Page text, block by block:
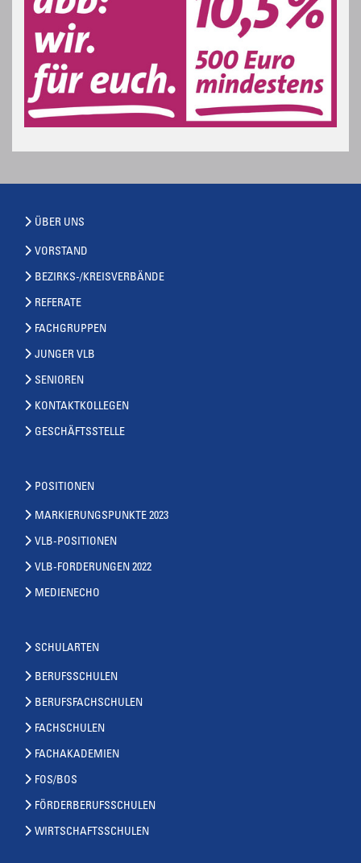
ÜBER UNS
VORSTAND
BEZIRKS-/KREISVERBÄNDE
REFERATE
FACHGRUPPEN
JUNGER VLB
SENIOREN
KONTAKTKOLLEGEN
GESCHÄFTSSTELLE
POSITIONEN
MARKIERUNGSPUNKTE 2023
VLB-POSITIONEN
VLB-FORDERUNGEN 2022
MEDIENECHO
SCHULARTEN
BERUFSSCHULEN
BERUFSFACHSCHULEN
FACHSCHULEN
FACHAKADEMIEN
FOS/BOS
FÖRDERBERUFSSCHULEN
WIRTSCHAFTSSCHULEN